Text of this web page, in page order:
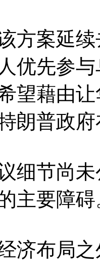
方案延
优先参
望藉由
朗普政
细节尚
主要障碍
济布局